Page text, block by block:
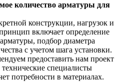
количество арматуры для
конструкции, нагрузок и
включает определение
подбор диаметра
с учетом шага установки.
предоставить нам проект
специалисты
потребности в материалах.